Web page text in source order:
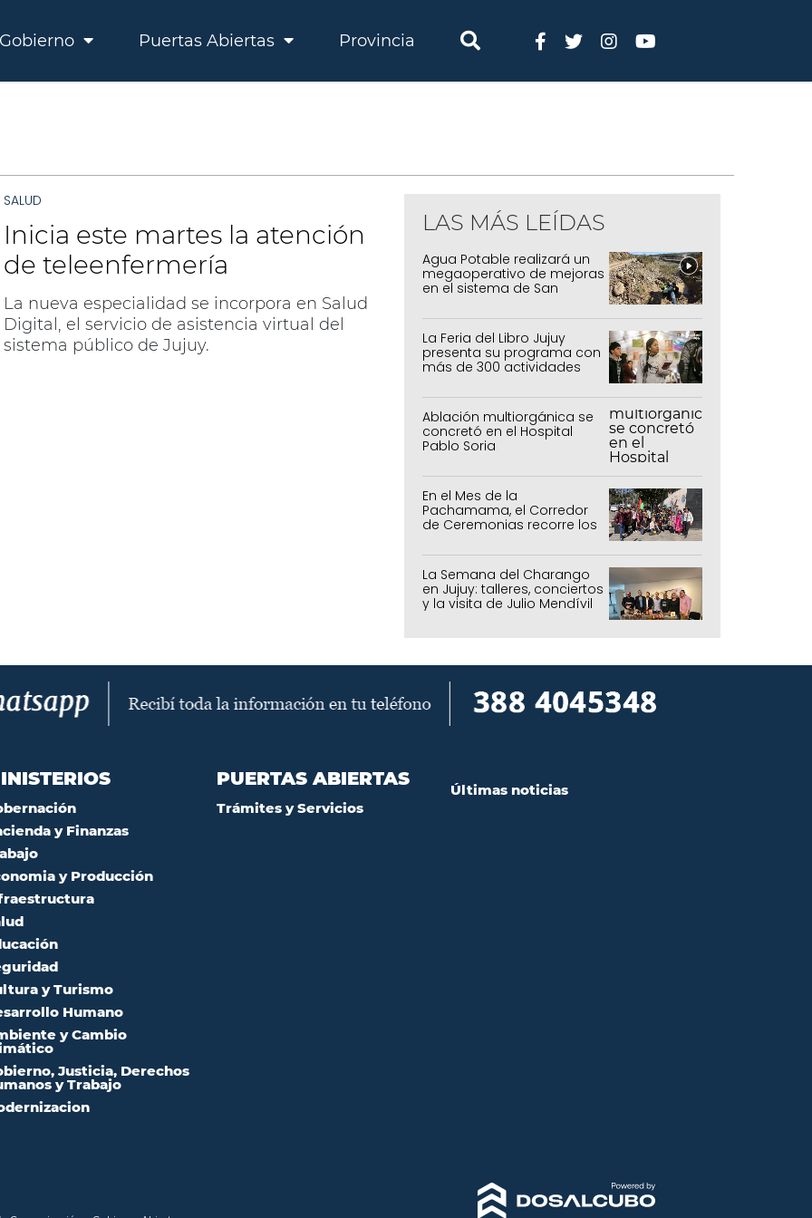
Gobierno Puertas Abiertas Provincia
SALUD
Inicia este martes la atención
de teleenfermería
La nueva especialidad se incorpora en Salud
Digital, el servicio de asistencia virtual del
sistema público de Jujuy.
LAS MÁS LEÍDAS
Agua Potable realizará un
megaoperativo de mejoras
en el sistema de San
La Feria del Libro Jujuy
presenta su programa con
más de 300 actividades
Ablación multiorgánica se
concretó en el Hospital
Pablo Soria
En el Mes de la
Pachamama, el Corredor
de Ceremonias recorre los
capital
La Semana del Charango
en Jujuy: talleres, conciertos
y la visita de Julio Mendívil
y Finanzas
y Producción
y Turismo
Humano
y Cambio
Justicia, Derechos
y Trabajo
PUERTAS ABIERTAS
Trámites y Servicios
Últimas noticias